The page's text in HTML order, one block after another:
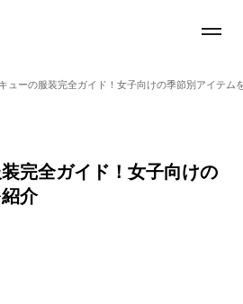
ューの服装完全ガイド！女子向けの季節別アイテム
完全ガイド！女子向けの
介